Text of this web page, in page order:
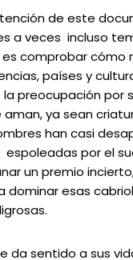
de este
a veces incluso
comprobar cómo
países y
la preocupación por
ya sean
han casi
espoleadas por el
un premio
dominar esas
da sentido a sus